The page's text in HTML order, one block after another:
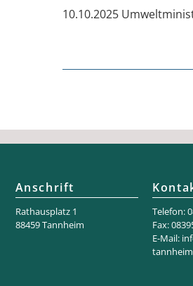
10.10.2025
Anschrift
Rathaus­platz 1
88459 Tannheim
Telefon:
Fax:
E-Mail: